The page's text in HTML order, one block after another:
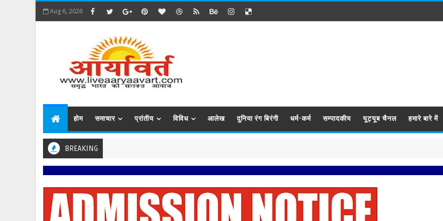
Aug 6, 2026
होम समाचार प्रांतीय विविध आलेख दुनिया रंग बिरंगी धर्म-कर्म सम्पादकीय यूट्यूब चैनल हमारे बारे में
BREAKING